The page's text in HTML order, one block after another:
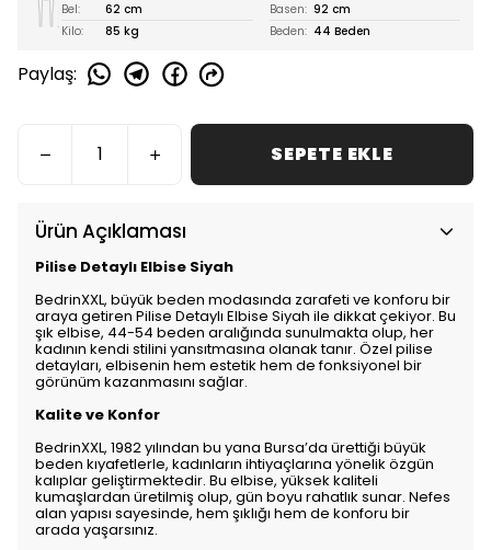
Bel:
62 cm Basen: 92 cm
Kilo:
85 kg Beden: 44 Beden
Paylaş:
SEPETE EKLE
Ürün Açıklaması
Pilise Detaylı Elbise Siyah
BedrinXXL, büyük beden modasında zarafeti ve konforu bir
araya getiren Pilise Detaylı Elbise Siyah ile dikkat çekiyor. Bu
şık elbise, 44-54 beden aralığında sunulmakta olup, her
kadının kendi stilini yansıtmasına olanak tanır. Özel pilise
detayları, elbisenin hem estetik hem de fonksiyonel bir
görünüm kazanmasını sağlar.
Kalite ve Konfor
BedrinXXL, 1982 yılından bu yana Bursa’da ürettiği büyük
beden kıyafetlerle, kadınların ihtiyaçlarına yönelik özgün
kalıplar geliştirmektedir. Bu elbise, yüksek kaliteli
kumaşlardan üretilmiş olup, gün boyu rahatlık sunar. Nefes
alan yapısı sayesinde, hem şıklığı hem de konforu bir
arada yaşarsınız.